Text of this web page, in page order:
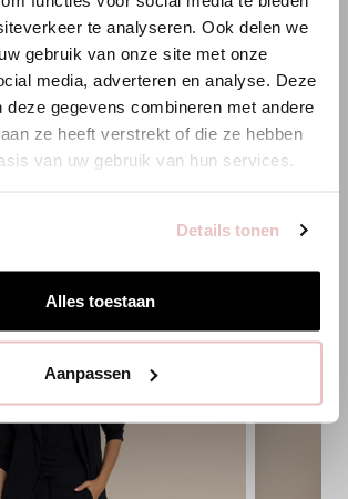
te analyseren. Ook delen we
gebruik van onze site met onze
media, adverteren en analyse. Deze
deze gegevens combineren met andere
ze heeft verstrekt of die ze hebben
van uw gebruik van hun services.
Details tonen
Alles toestaan
Aanpassen
S M L XL XXL
HINZUFÜGEN
XXS
uns von einem anderen Land aus
Ort?
Seite wechseln